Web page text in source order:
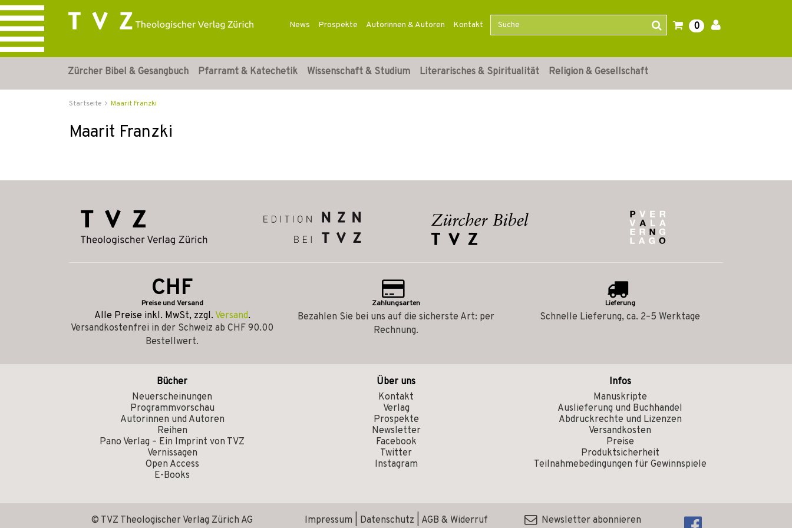
News Prospekte Autorinnen & Autoren Kontakt 0
Zürcher Bibel & Gesangbuch Pfarramt & Katechetik Wissenschaft & Studium Literarisches & Spiritualität Religion & Gesellschaft
Startseite Maarit Franzki
Maarit Franzki
CHF
Preise und Versand
Alle Preise inkl. MwSt, zzgl. Versand.
Versandkostenfrei in der Schweiz ab CHF 90.00
Bestellwert.
Zahlungsarten
Bezahlen Sie bei uns auf die sicherste Art: per
Rechnung.
Lieferung
Schnelle Lieferung, ca. 2–5 Werktage
Bücher
Neuerscheinungen
Programmvorschau
Autorinnen und Autoren
Reihen
Pano Verlag – Ein Imprint von TVZ
Vernissagen
Open Access
E-Books
Über uns
Kontakt
Verlag
Prospekte
Newsletter
Facebook
Twitter
Instagram
Infos
Manuskripte
Auslieferung und Buchhandel
Abdruckrechte und Lizenzen
Versandkosten
Preise
Produktsicherheit
Teilnahmebedingungen für Gewinnspiele
© TVZ Theologischer Verlag Zürich AG Impressum Datenschutz AGB & Widerruf Newsletter abonnieren